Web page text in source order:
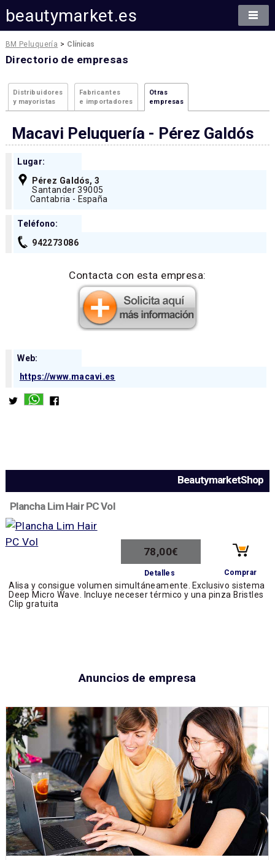
beautymarket.es
BM Peluquería > Clínicas
Directorio de empresas
Distribuidores
y mayoristas
Fabricantes
e importadores
Otras
empresas
Macavi Peluquería - Pérez Galdós
Lugar:
Pérez Galdós, 3
Santander 39005
Cantabria - España
Teléfono:
942273086
Contacta con esta empresa:
Web:
https://www.macavi.es
BeautymarketShop
Plancha Lim Hair PC Vol
78,00€
Detalles Comprar
Alisa y consigue volumen simultáneamente. Exclusivo sistema
Deep Micro Wave. Incluye neceser térmico y una pinza Bristles
Clip gratuita
Anuncios de empresa